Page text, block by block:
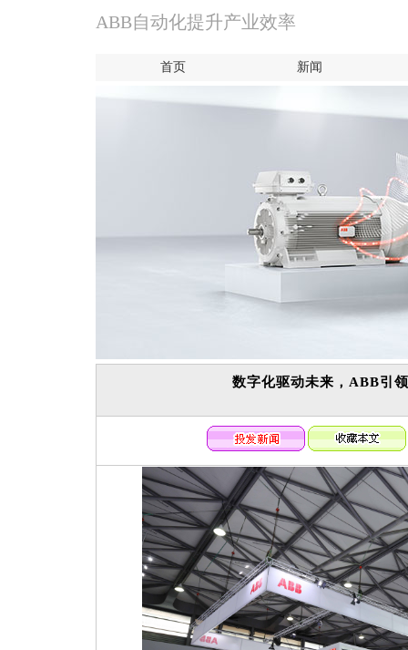
ABB自动化提升产业效率
首页 新闻
数字化驱动未来，ABB引